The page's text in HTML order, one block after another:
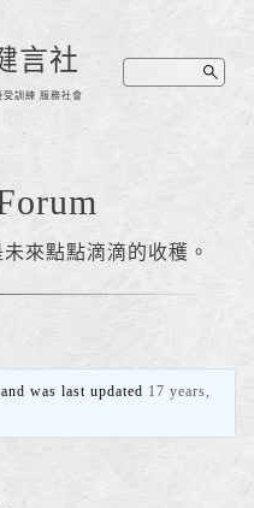
言社
訓練 服務社會
來點點滴滴的收穫。
was last updated 17 years,